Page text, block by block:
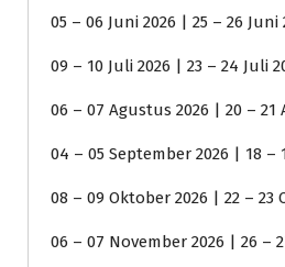
05 – 06 Juni 2026 | 25 – 26 Juni
09 – 10 Juli 2026 | 23 – 24 Juli
06 – 07 Agustus 2026 | 20 – 21
04 – 05 September 2026 | 18 –
08 – 09 Oktober 2026 | 22 – 23
06 – 07 November 2026 | 26 –